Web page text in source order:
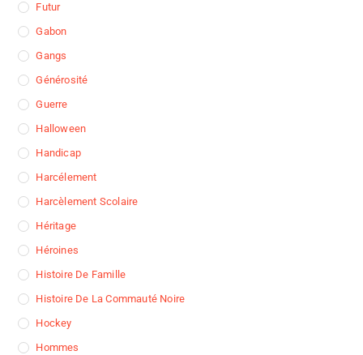
Futur
Gabon
Gangs
Générosité
Guerre
Halloween
Handicap
Harcélement
Harcèlement Scolaire
Héritage
Héroines
Histoire De Famille
Histoire De La Commauté Noire
Hockey
Hommes